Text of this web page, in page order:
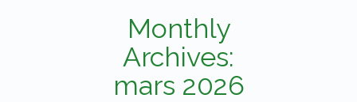
Monthly
Archives:
mars 2026